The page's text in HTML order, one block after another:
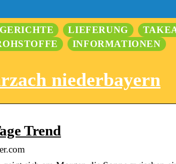
LIEFERUNG
INFORMATIONEN
niederbayern
Trend